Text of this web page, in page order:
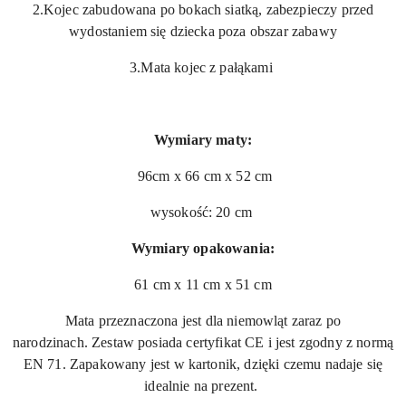
2.Kojec zabudowana po bokach siatką, zabezpieczy przed
wydostaniem się dziecka poza obszar zabawy
3.Mata kojec z pałąkami
Wymiary maty:
96cm x 66 cm x 52 cm
wysokość: 20 cm
Wymiary opakowania:
61 cm x 11 cm x 51 cm
Mata przeznaczona jest dla niemowląt zaraz po
narodzinach. Zestaw posiada certyfikat CE i jest zgodny z normą
EN 71. Zapakowany jest w kartonik, dzięki czemu nadaje się
idealnie na prezent.